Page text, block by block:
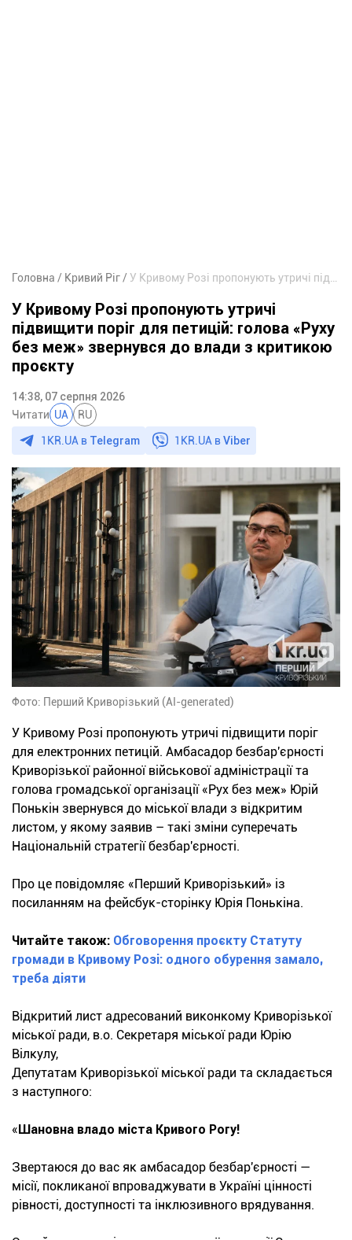
Головна Кривий Ріг
У Кривому Розі пропонують утричі
підвищити поріг для петицій: голова «Руху
без меж» звернувся до влади з критикою
проєкту
14:38, 07 серпня 2026
Читати UA RU
1KR.UA в Telegram 1KR.UA вViber
Фото: Перший Криворізький (AI-generated)
У Кривому Розі пропонують утричі підвищити поріг
для електронних петицій. Амбасадор безбар'єрності
Криворізької районної військової адміністрації та
голова громадської організації «Рух без меж» Юрій
Понькін звернувся до міської влади з відкритим
листом, у якому заявив – такі зміни суперечать
Національній стратегії безбар'єрності.
Про це повідомляє «Перший Криворізький» із
посиланням на фейсбук-сторінку Юрія Понькіна.
Читайте також: Обговорення проєкту Статуту
громади в Кривому Розі: одного обурення замало,
треба діяти
Відкритий лист адресований виконкому Криворізької
міської ради, в.о. Секретаря міської ради Юрію
Вілкулу,
Депутатам Криворізької міської ради та складається
з наступного:
«Шановна владо міста Кривого Рогу!
Звертаюся до вас як амбасадор безбар'єрності —
місії, покликаної впроваджувати в Україні цінності
рівності, доступності та інклюзивного врядування.